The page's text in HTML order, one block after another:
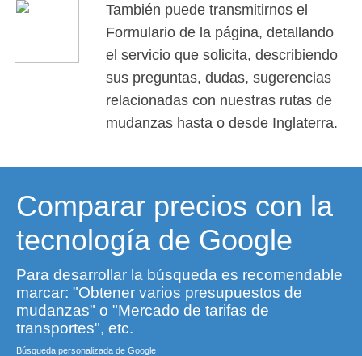
También puede transmitirnos el
Formulario de la página, detallando
el servicio que solicita, describiendo
sus preguntas, dudas, sugerencias
relacionadas con nuestras rutas de
mudanzas hasta o desde Inglaterra.
Comparar precios con la
tecnología de Google
Para desarrollar la búsqueda es recomendable
marcar: "Obtener varios presupuestos de
mudanzas" o "Mercado de tarifas de
transportes", etc.
Búsqueda personalizada de Google